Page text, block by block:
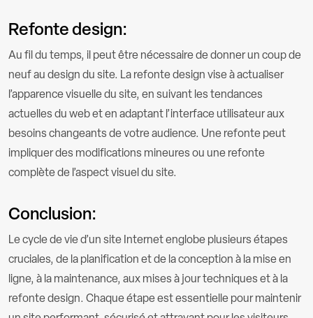
Refonte design:
Au fil du temps, il peut être nécessaire de donner un coup de
neuf au design du site. La refonte design vise à actualiser
l’apparence visuelle du site, en suivant les tendances
actuelles du web et en adaptant l’interface utilisateur aux
besoins changeants de votre audience. Une refonte peut
impliquer des modifications mineures ou une refonte
complète de l’aspect visuel du site.
Conclusion:
Le cycle de vie d’un site Internet englobe plusieurs étapes
cruciales, de la planification et de la conception à la mise en
ligne, à la maintenance, aux mises à jour techniques et à la
refonte design. Chaque étape est essentielle pour maintenir